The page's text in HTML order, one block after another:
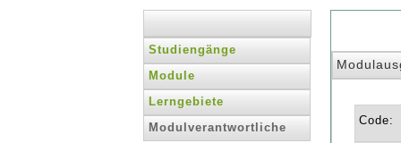
Studiengänge
Module
Lerngebiete
Modulverantwortliche
Code: